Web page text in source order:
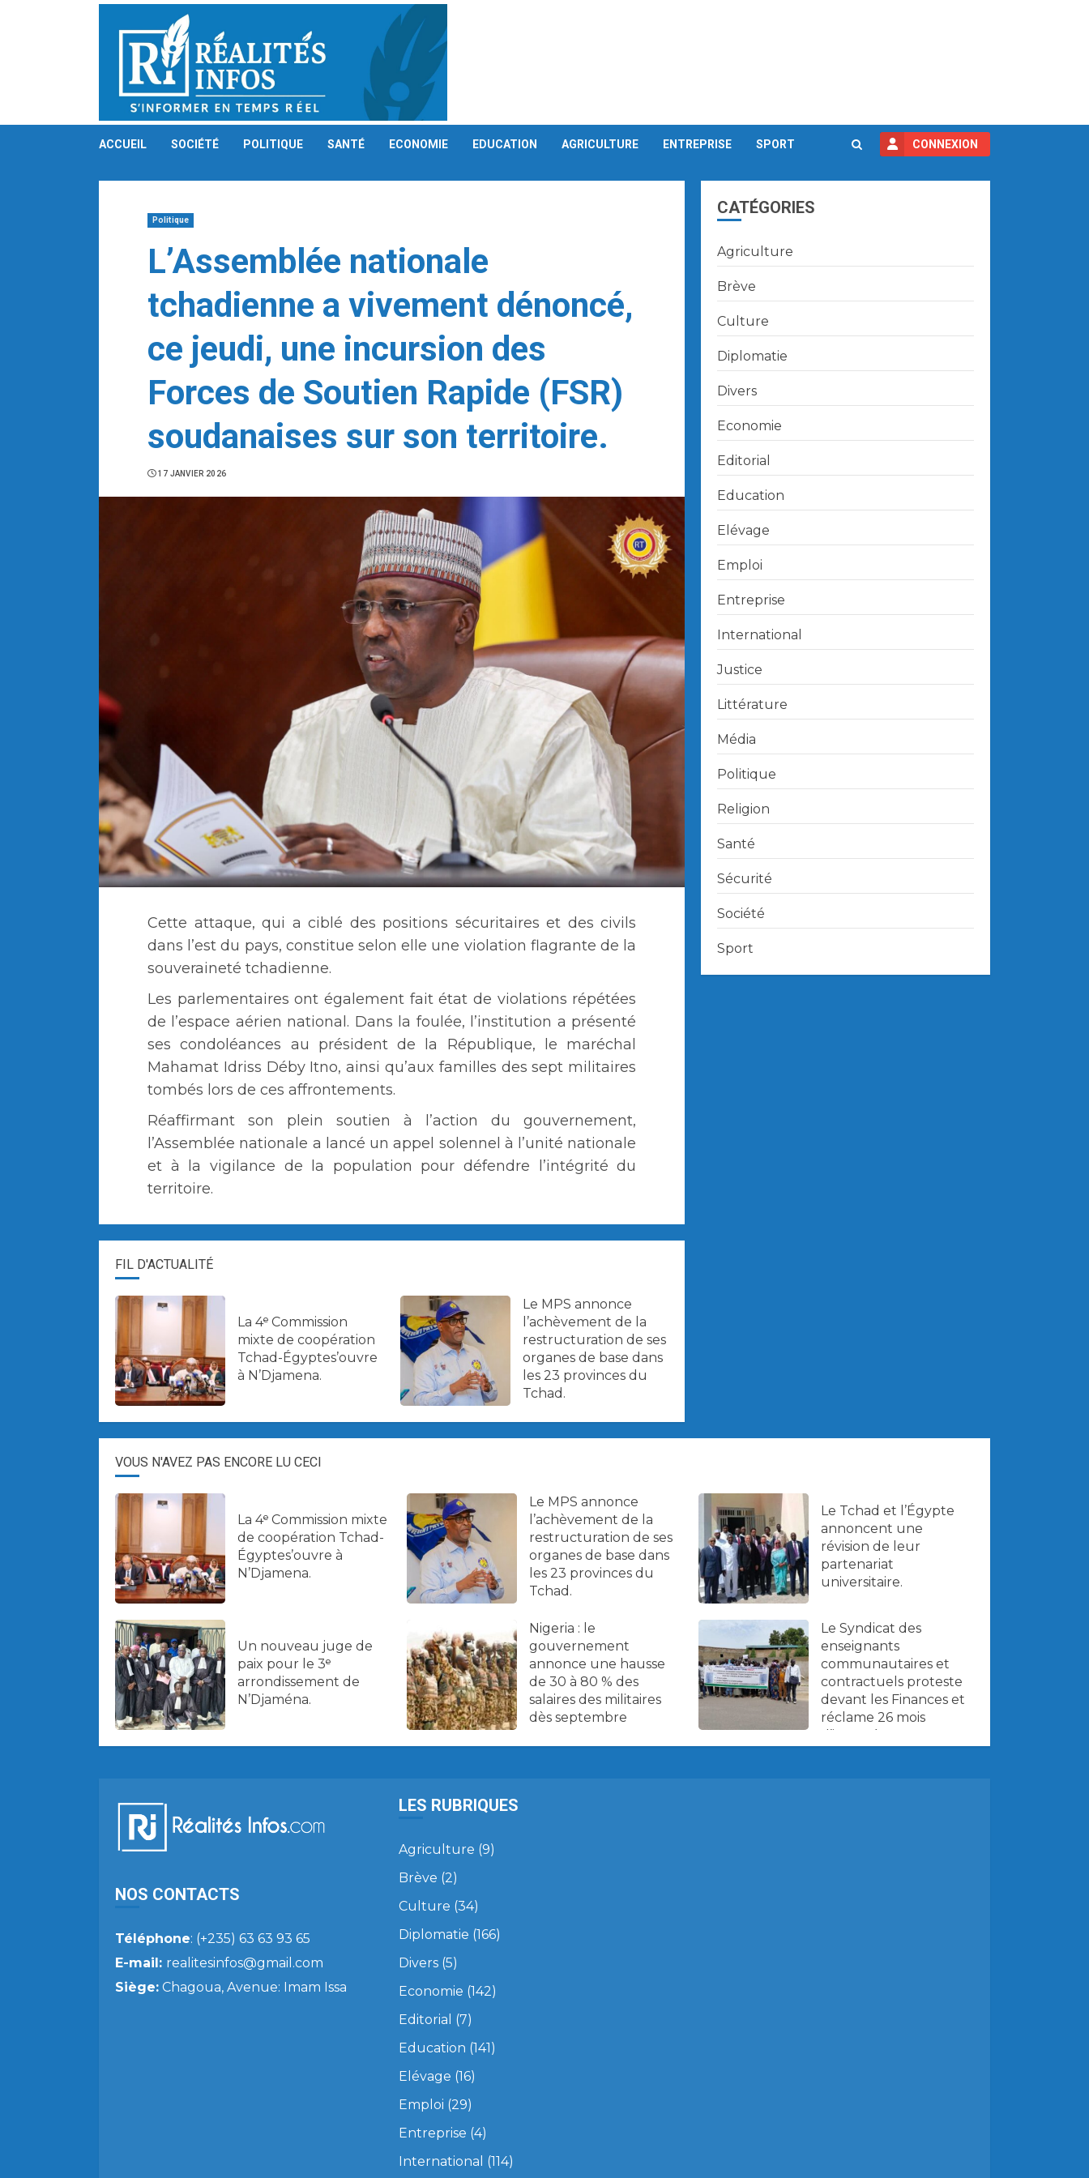
ACCUEIL SOCIÉTÉ POLITIQUE SANTÉ ECONOMIE EDUCATION AGRICULTURE ENTREPRISE SPORT CONNEXION
Politique
L’Assemblée nationale
tchadienne a vivement dénoncé,
ce jeudi, une incursion des
Forces de Soutien Rapide (FSR)
soudanaises sur son territoire.
17 JANVIER 2026
Cette attaque, qui a ciblé des positions sécuritaires et des civils
dans l’est du pays, constitue selon elle une violation flagrante de la
souveraineté tchadienne.
Les parlementaires ont également fait état de violations répétées
de l’espace aérien national. Dans la foulée, l’institution a présenté
ses condoléances au président de la République, le maréchal
Mahamat Idriss Déby Itno, ainsi qu’aux familles des sept militaires
tombés lors de ces affrontements.
Réaffirmant son plein soutien à l’action du gouvernement,
l’Assemblée nationale a lancé un appel solennel à l’unité nationale
et à la vigilance de la population pour défendre l’intégrité du
territoire.
FIL D'ACTUALITÉ
La 4ᵉ Commission
mixte de coopération
Tchad-Égyptes’ouvre
à N’Djamena.
Le MPS annonce
l’achèvement de la
restructuration de ses
organes de base dans
les 23 provinces du
Tchad.
CATÉGORIES
Agriculture
Brève
Culture
Diplomatie
Divers
Economie
Editorial
Education
Elévage
Emploi
Entreprise
International
Justice
Littérature
Média
Politique
Religion
Santé
Sécurité
Société
Sport
VOUS N'AVEZ PAS ENCORE LU CECI
La 4ᵉ Commission mixte
de coopération Tchad-
Égyptes’ouvre à
N’Djamena.
Le MPS annonce
l’achèvement de la
restructuration de ses
organes de base dans
les 23 provinces du
Tchad.
Le Tchad et l’Égypte
annoncent une
révision de leur
partenariat
universitaire.
Un nouveau juge de
paix pour le 3ᵉ
arrondissement de
N’Djaména.
Nigeria : le
gouvernement
annonce une hausse
de 30 à 80 % des
salaires des militaires
dès septembre
Le Syndicat des
enseignants
communautaires et
contractuels proteste
devant les Finances et
réclame 26 mois
NOS CONTACTS
Téléphone: (+235) 63 63 93 65
E-mail: realitesinfos@gmail.com
Siège: Chagoua, Avenue: Imam Issa
LES RUBRIQUES
Agriculture (9)
Brève (2)
Culture (34)
Diplomatie (166)
Divers(5)
Economie (142)
Editorial (7)
Education (141)
Elévage (16)
Emploi (29)
Entreprise (4)
International (114)